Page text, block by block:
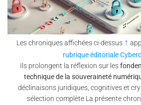
Les chroniques affichées ci-dessus ↑
rubrique éditoriale
Ils prolongent la réflexion sur les
technique de la souveraineté
déclinaisons juridiques, cognitives et
sélection complète La présente